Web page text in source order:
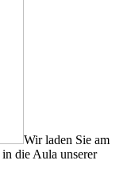
Wir laden Sie am
in die Aula unserer